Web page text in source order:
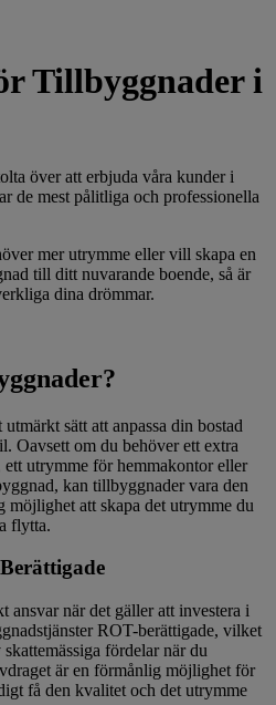
Tillbyggnader i
över att erbjuda våra kunder i
de mest pålitliga och professionella
mer utrymme eller vill skapa en
till ditt nuvarande boende, så är
dina drömmar.
sätt att anpassa din bostad
Oavsett om du behöver ett extra
utrymme för hemmakontor eller
kan tillbyggnader vara den
möjlighet att skapa det utrymme du
flytta.
när det gäller att investera i
ROT-berättigade, vilket
fördelar när du
är en förmånlig möjlighet för
få den kvalitet och det utrymme